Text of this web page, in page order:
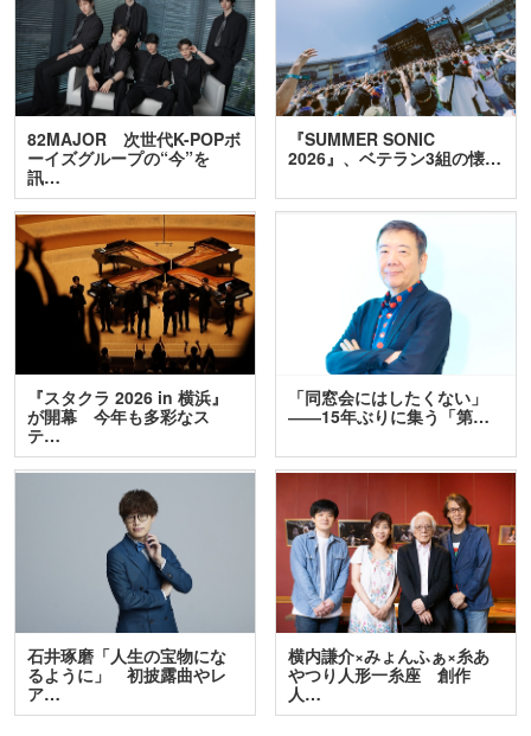
82MAJOR 次世代K-POPボ
ーイズグループの“今”を
訊…
『SUMMER SONIC
2026』、ベテラン3組の懐…
『スタクラ 2026 in 横浜』
が開幕 今年も多彩なス
テ…
「同窓会にはしたくない」
――15年ぶりに集う「第…
石井琢磨「人生の宝物にな
るように」 初披露曲やレ
ア…
横内謙介×みょんふぁ×糸あ
やつり人形一糸座 創作
人…